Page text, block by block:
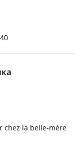
chez la belle-mère